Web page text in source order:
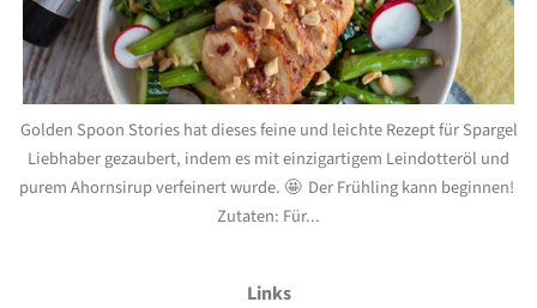
Golden Spoon Stories hat dieses feine und leichte Rezept für Spargel
Liebhaber gezaubert, indem es mit einzigartigem Leindotteröl und
purem Ahornsirup verfeinert wurde. 🤩 Der Frühling kann beginnen!
Zutaten: Für...
Links